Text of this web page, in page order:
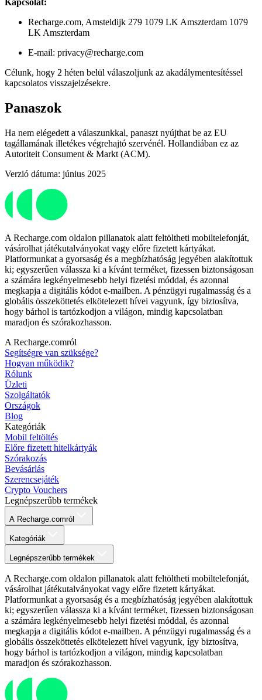
Kapcsolat:
Recharge.com, Amsteldijk 279 1079 LK Amszterdam 1079
LK Amszterdam
E-mail: privacy@recharge.com
Célunk, hogy 2 héten belül válaszoljunk az akadálymentesítéssel
kapcsolatos visszajelzésekre.
Panaszok
Ha nem elégedett a válaszunkkal, panaszt nyújthat be az EU
tagállamának illetékes végrehajtó szervénél. Hollandiában ez az
Autoriteit Consument & Markt (ACM).
Verzió dátuma: június 2025
A Recharge.com oldalon pillanatok alatt feltöltheti mobiltelefonját,
vásárolhat játékutalványokat vagy előre fizetett kártyákat.
Platformunkat a gyorsaság és a megbízhatóság jegyében alakítottuk
ki; egyszerűen válassza ki a kívánt terméket, fizessen biztonságosan
a számára legkényelmesebb helyi fizetési móddal, és azonnal
megkapja a digitális kódot e-mailben. A pénzügyi rugalmasság és a
globális összeköttetés elkötelezett hívei vagyunk, így biztosítva,
hogy bárhol is tartózkodjon a világon, mindig kapcsolatban
maradjon és szórakozhasson.
A Recharge.comról
Segítségre van szüksége?
Hogyan működik?
Rólunk
Üzleti
Szolgáltatók
Országok
Blog
Kategóriák
Mobil feltöltés
Előre fizetett hitelkártyák
Szórakozás
Bevásárlás
Szerencsejáték
Crypto Vouchers
Legnépszerűbb termékek
A Recharge.comról
Kategóriák
Legnépszerűbb termékek
A Recharge.com oldalon pillanatok alatt feltöltheti mobiltelefonját,
vásárolhat játékutalványokat vagy előre fizetett kártyákat.
Platformunkat a gyorsaság és a megbízhatóság jegyében alakítottuk
ki; egyszerűen válassza ki a kívánt terméket, fizessen biztonságosan
a számára legkényelmesebb helyi fizetési móddal, és azonnal
megkapja a digitális kódot e-mailben. A pénzügyi rugalmasság és a
globális összeköttetés elkötelezett hívei vagyunk, így biztosítva,
hogy bárhol is tartózkodjon a világon, mindig kapcsolatban
maradjon és szórakozhasson.